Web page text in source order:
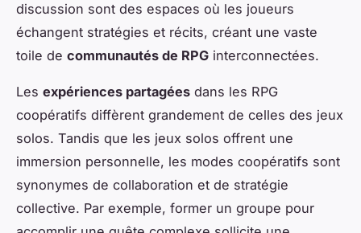
discussion sont des espaces où les joueurs
échangent stratégies et récits, créant une vaste
toile de communautés de RPG interconnectées.
Les expériences partagées dans les RPG
coopératifs diffèrent grandement de celles des jeux
solos. Tandis que les jeux solos offrent une
immersion personnelle, les modes coopératifs sont
synonymes de collaboration et de stratégie
collective. Par exemple, former un groupe pour